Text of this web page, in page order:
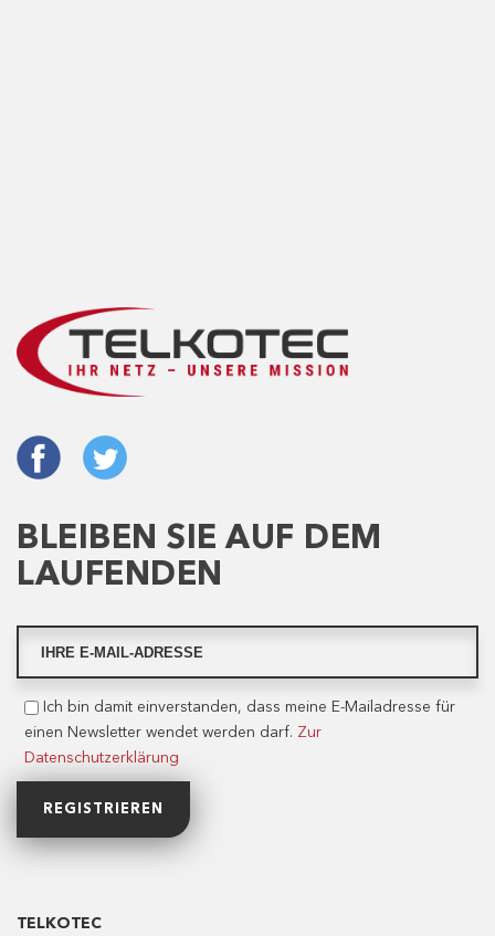
BLEIBEN SIE AUF DEM
LAUFENDEN
Ich bin damit einverstanden, dass meine E-Mailadresse für
einen Newsletter wendet werden darf. Zur
Datenschutzerklärung
TELKOTEC